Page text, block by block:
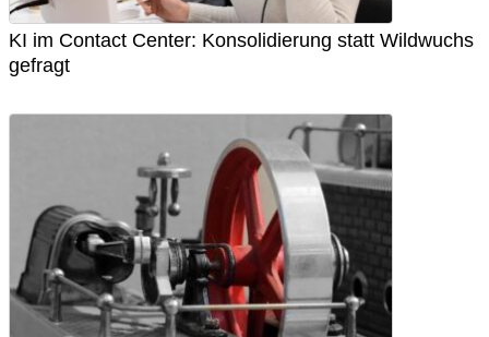
KI im Contact Center: Konsolidierung statt Wildwuchs
gefragt